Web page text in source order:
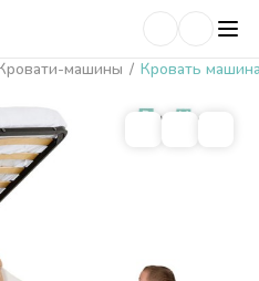
машины / Кровать